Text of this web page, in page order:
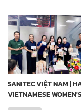
SANITEC VIỆT NAM |
VIETNAMESE